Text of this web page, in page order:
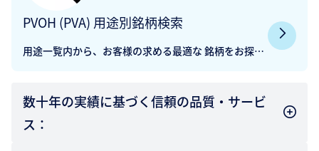
PVOH (PVA) 用途別銘柄検索
用途一覧内から、お客様の求める最適な 銘柄をお探し
数十年の実績に基づく信頼の品質・サービ
ス：